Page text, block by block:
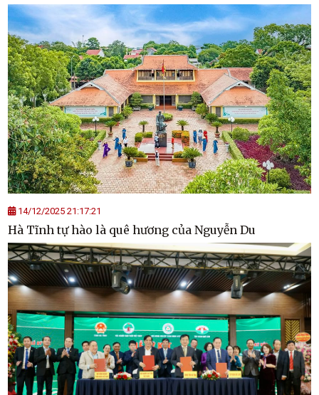
14/12/2025 21:17:21
Hà Tĩnh tự hào là quê hương của Nguyễn Du